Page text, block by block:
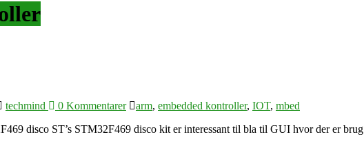
techmind 0 Kommentarer arm, embedded kontroller, IOT, mbed
disco ST’s STM32F469 disco kit er interessant til bla til GUI hvor der er brug